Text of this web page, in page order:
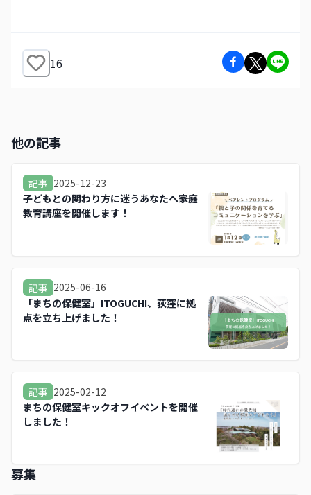
16
他の記事
記事 2025-12-23
子どもとの関わり方に迷うあなたへ――家庭
教育講座を開催します！
記事 2025-06-16
「まちの保健室」ITOGUCHI、荻窪に拠
点を立ち上げました！
記事 2025-02-12
まちの保健室キックオフイベントを開催
しました！
募集